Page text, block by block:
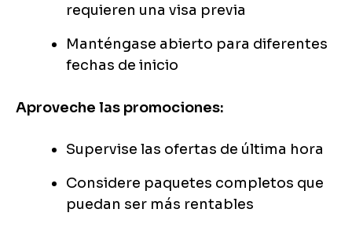
requieren una visa previa
Manténgase abierto para diferentes
fechas de inicio
Aproveche las promociones:
Supervise las ofertas de última hora
Considere paquetes completos que
puedan ser más rentables